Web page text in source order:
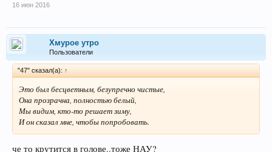
16 июн 2016
Хмурое утро
Пользователи
"47" сказал(а): ↑
Это был бесцветным, безупречно чистые,
Она прозрачна, полностью белый,
Мы видим, кто-то решает зиму,
И он сказал мне, чтобы попробовать.
че то крутится в голове..тоже НАУ?